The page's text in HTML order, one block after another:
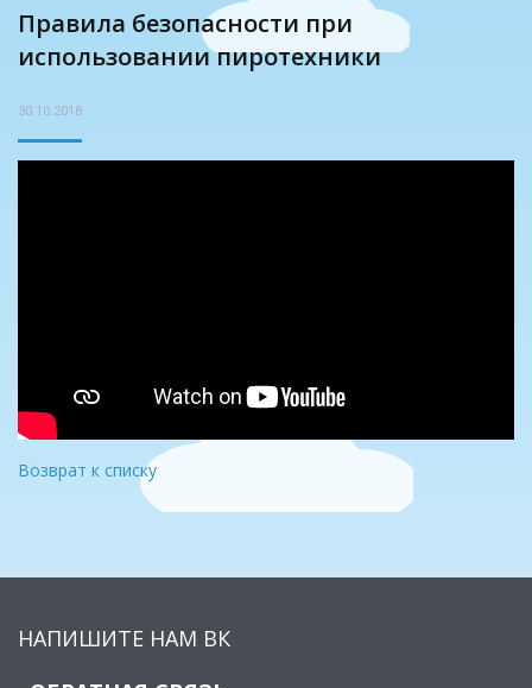
Правила безопасности при
использовании пиротехники
30.10.2018
Возврат к списку
НАПИШИТЕ НАМ ВК